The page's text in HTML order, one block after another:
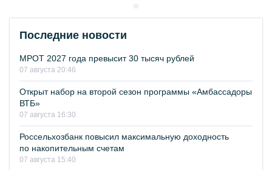
Последние новости
МРОТ 2027 года превысит 30 тысяч рублей
07 августа 20:46
Открыт набор на второй сезон программы «Амбассадоры
ВТБ»
07 августа 16:30
Россельхозбанк повысил максимальную доходность
по накопительным счетам
07 августа 15:40